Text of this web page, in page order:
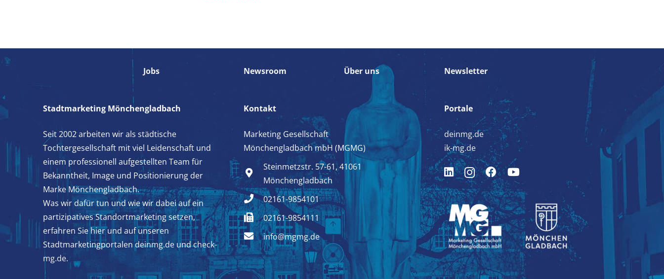
Jobs Newsroom Über uns Newsletter
Stadtmarketing Mönchengladbach
Seit 2002 arbeiten wir als städtische
Tochtergesellschaft mit viel Leidenschaft und
einem professionell aufgestellten Team für
Bekanntheit, Image und Positionierung der
Marke Mönchengladbach.
Was wir dafür tun und wie wir dabei auf ein
partizipatives Standortmarketing setzen,
erfahren Sie hier und auf unseren
Stadtmarketingportalendeinmg.de undcheck-
mg.de.
Kontakt
Marketing Gesellschaft
Mönchengladbach mbH (MGMG)
Steinmetzstr. 57-61, 41061
Mönchengladbach
02161-9854101
02161-9854111
info@mgmg.de
Portale
deinmg.de
ik-mg.de